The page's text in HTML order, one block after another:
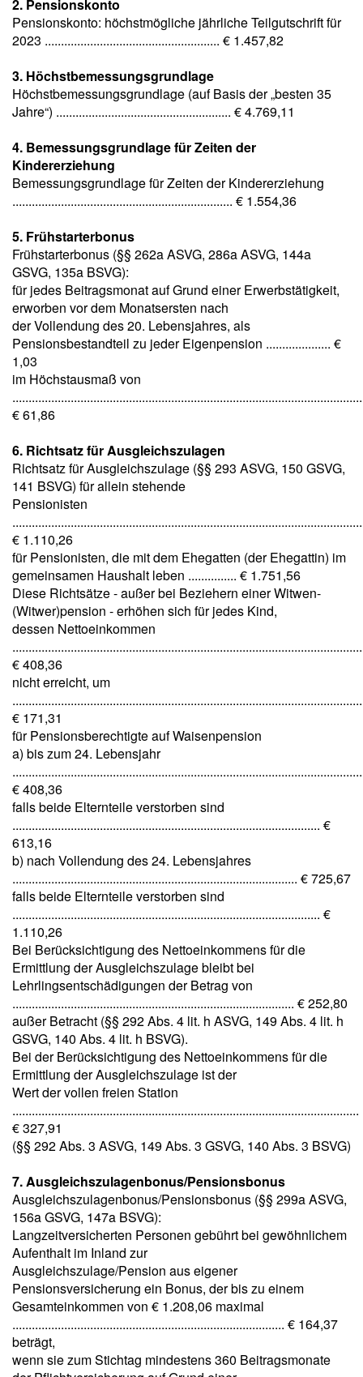
2. Pensionskonto
Pensionskonto: höchstmögliche jährliche Teilgutschrift für
2023 ...................................................... € 1.457,82
3. Höchstbemessungsgrundlage
Höchstbemessungsgrundlage (auf Basis der „besten 35
Jahre“) ...................................................... € 4.769,11
4. Bemessungsgrundlage für Zeiten der
Kindererziehung
Bemessungsgrundlage für Zeiten der Kindererziehung
.................................................................... € 1.554,36
5. Frühstarterbonus
Frühstarterbonus (§§ 262a ASVG, 286a ASVG, 144a
GSVG, 135a BSVG):
für jedes Beitragsmonat auf Grund einer Erwerbstätigkeit,
erworben vor dem Monatsersten nach
der Vollendung des 20. Lebensjahres, als
Pensionsbestandteil zu jeder Eigenpension .................... €
1,03
im Höchstausmaß von
€ 61,86
6. Richtsatz für Ausgleichszulagen
Richtsatz für Ausgleichszulage (§§ 293 ASVG, 150 GSVG,
141 BSVG) für allein stehende
Pensionisten
€ 1.110,26
für Pensionisten, die mit dem Ehegatten (der Ehegattin) im
gemeinsamen Haushalt leben ............... € 1.751,56
Diese Richtsätze - außer bei Beziehern einer Witwen-
(Witwer)pension - erhöhen sich für jedes Kind,
dessen Nettoeinkommen
€ 408,36
nicht erreicht, um
€ 171,31
für Pensionsberechtigte auf Waisenpension
a) bis zum 24. Lebensjahr
€ 408,36
falls beide Elternteile verstorben sind
............................................................................................... €
613,16
b) nach Vollendung des 24. Lebensjahres
........................................................................................ € 725,67
falls beide Elternteile verstorben sind
............................................................................................... €
1.110,26
Bei Berücksichtigung des Nettoeinkommens für die
Ermittlung der Ausgleichszulage bleibt bei
Lehrlingsentschädigungen der Betrag von
....................................................................................... € 252,80
außer Betracht (§§ 292 Abs. 4 lit. h ASVG, 149 Abs. 4 lit. h
GSVG, 140 Abs. 4 lit. h BSVG).
Bei der Berücksichtigung des Nettoeinkommens für die
Ermittlung der Ausgleichszulage ist der
Wert der vollen freien Station
...........................................................................................................
€ 327,91
(§§ 292 Abs. 3 ASVG, 149 Abs. 3 GSVG, 140 Abs. 3 BSVG)
7. Ausgleichszulagenbonus/Pensionsbonus
Ausgleichszulagenbonus/Pensionsbonus (§§ 299a ASVG,
156a GSVG, 147a BSVG):
Langzeitversicherten Personen gebührt bei gewöhnlichem
Aufenthalt im Inland zur
Ausgleichszulage/Pension aus eigener
Pensionsversicherung ein Bonus, der bis zu einem
Gesamteinkommen von € 1.208,06 maximal
.................................................................................... € 164,37
beträgt,
wenn sie zum Stichtag mindestens 360 Beitragsmonate